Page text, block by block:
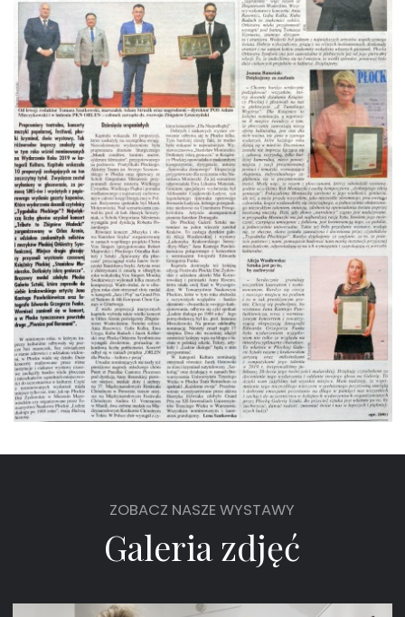
ZOBACZ NASZE WYSTAWY
Galeria zdjęć